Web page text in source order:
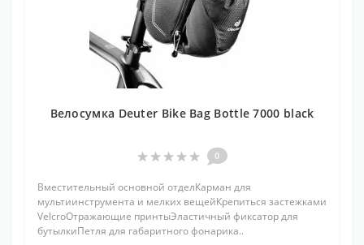
Велосумка Deuter Bike Bag Bottle 7000 black
0
Вместительный основной отделКарман для
мультиинструмента и мелких вещейКрепиться застежками
VelcroОтражающие принтыЭластичный фиксатор для
бутылкиПетля для габаритного фонарика..